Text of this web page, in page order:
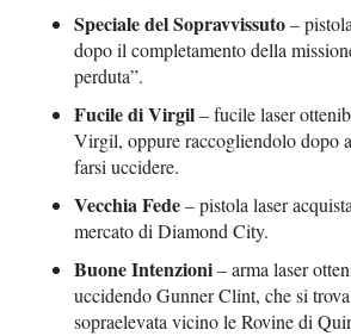
Speciale del Sopravvissuto–
dopo il completamento della
perduta”.
Fucile di Virgil– fucile laser
Virgil, oppure raccogliendolo dopo
farsi uccidere.
Vecchia Fede– pistola laser
mercato di Diamond City.
Buone Intenzioni– arma laser
uccidendo Gunner Clint, che si
sopraelevata vicino le Rovine di